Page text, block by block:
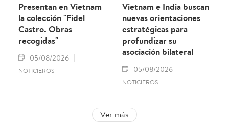
Presentan en Vietnam
la colección "Fidel
Castro. Obras
recogidas"
05/08/2026
NOTICIEROS
Vietnam e India buscan
nuevas orientaciones
estratégicas para
profundizar su
asociación bilateral
05/08/2026
NOTICIEROS
Ver más